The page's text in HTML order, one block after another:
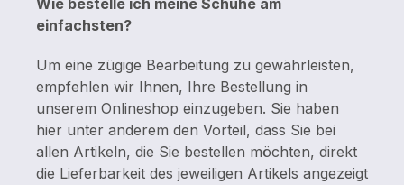
Wie bestelle ich meine Schuhe am
einfachsten?
Um eine zügige Bearbeitung zu gewährleisten,
empfehlen wir Ihnen, Ihre Bestellung in
unserem Onlineshop einzugeben. Sie haben
hier unter anderem den Vorteil, dass Sie bei
allen Artikeln, die Sie bestellen möchten, direkt
die Lieferbarkeit des jeweiligen Artikels angezeigt